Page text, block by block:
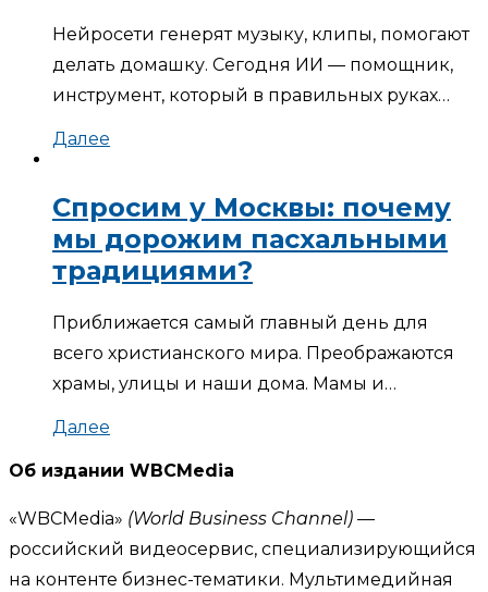
Нейросети генерят музыку, клипы, помогают
делать домашку. Сегодня ИИ — помощник,
инструмент, который в правильных руках…
Далее
Спросим у Москвы: почему
мы дорожим пасхальными
традициями?
Приближается самый главный день для
всего христианского мира. Преображаются
храмы, улицы и наши дома. Мамы и…
Далее
Об издании WBCMedia
«WBCMedia» (World Business Channel) —
российский видеосервис, специализирующийся
на контенте бизнес-тематики. Мультимедийная